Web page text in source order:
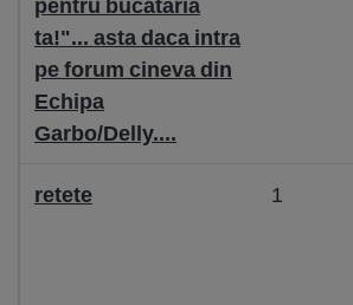
ta!"... asta daca intra
pe forum cineva din
Echipa
Garbo/Delly....
retete 1